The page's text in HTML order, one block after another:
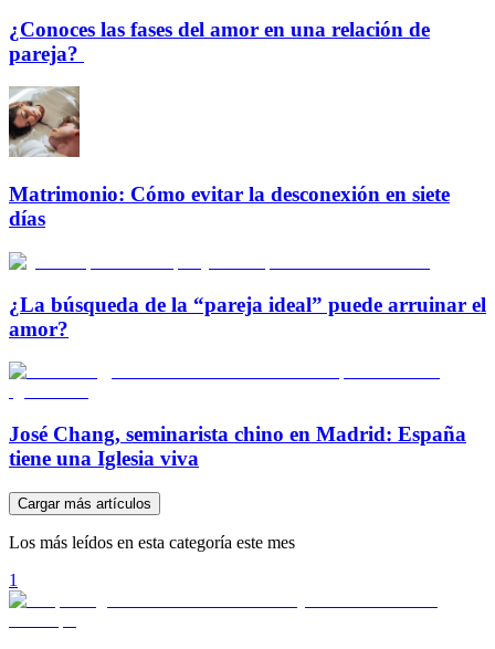
¿Conoces las fases del amor en una relación de
pareja?
Matrimonio: Cómo evitar la desconexión en siete
días
¿La búsqueda de la “pareja ideal” puede arruinar el
amor?
José Chang, seminarista chino en Madrid: España
tiene una Iglesia viva
Cargar más artículos
Los más leídos en esta categoría este mes
1